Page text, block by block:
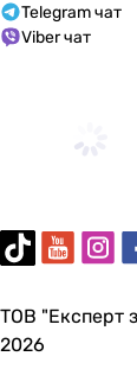
214 мм
175 мм
-
-
-
-
Telegram чат
Viber чат
ТОВ "Експерт
2026